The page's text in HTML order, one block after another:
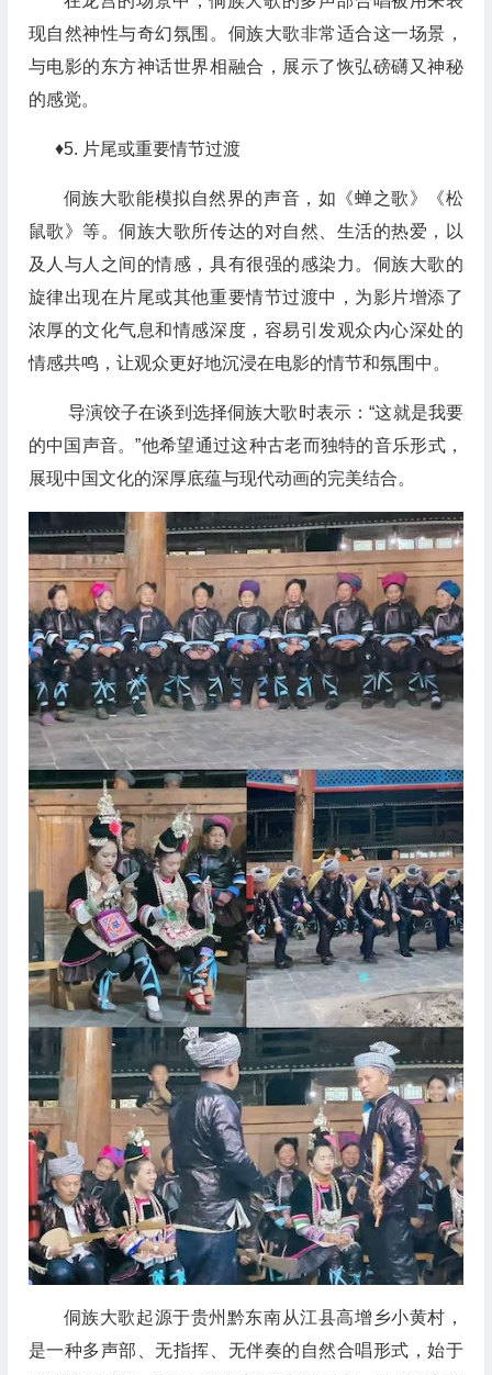
现自然神性与奇幻氛围。侗族大歌非常适合这一场景，
与电影的东方神话世界相融合 ， 展示了恢弘磅礴又神秘
的感觉。
♦5. 片尾或重要情节过渡
侗族大歌能模拟自然界的声音，如《蝉之歌》《松
鼠歌》等。侗族大歌所传达的对自然、生活的热爱，以
及人与人之间的情感，具有很强的感染力 。 侗族大歌的
旋律出现在片尾或其他重要情节过渡中，为影片增添了
浓厚的文化气息和情感深度， 容易引发观众内心深处的
情感共鸣，让观众更好地沉浸在电影的情节和氛围中。
导演饺子在谈到选择侗族大歌时表示：“这就是我要
的中国声音。”他希望通过这种古老而独特的音乐形式，
展现中国文化的深厚底蕴与现代动画的完美结合。
侗族大歌起源于贵州黔东南从江县高增乡小黄村，
是一种多声部、无指挥、无伴奏的自然合唱形式 ，始于